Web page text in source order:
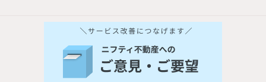
他の人はこんな条件で絞り込んでいます！
バス・トイレ別 2階以上